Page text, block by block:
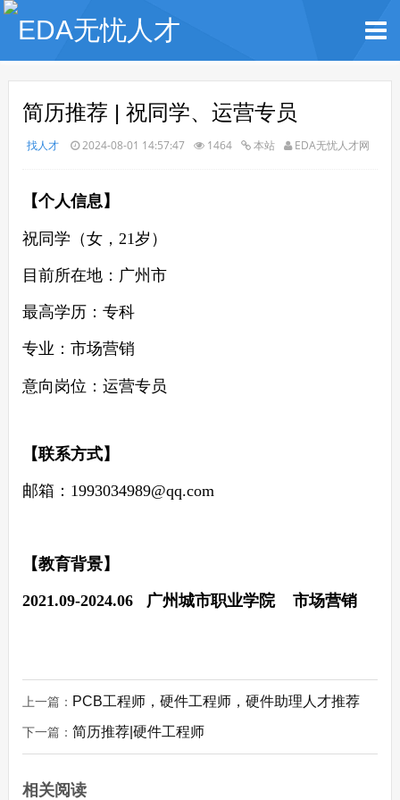
简历推荐 | 祝同学、运营专员
找人才 2024-08-01 14:57:47 1464 本站 EDA无忧人才网
【个人信息】
祝同学（女， 21岁）
目前所在地： 广州市
最高学历： 专科
专业： 市场营销
意向岗位：运营专员
【联系方式】
邮箱： 1993034989@qq.com
【教育背景】
2021.09-2024.06广州城市职业学院 市场营销
上一篇： PCB工程师，硬件工程师，硬件助理人才推荐
下一篇： 简历推荐|硬件工程师
相关阅读